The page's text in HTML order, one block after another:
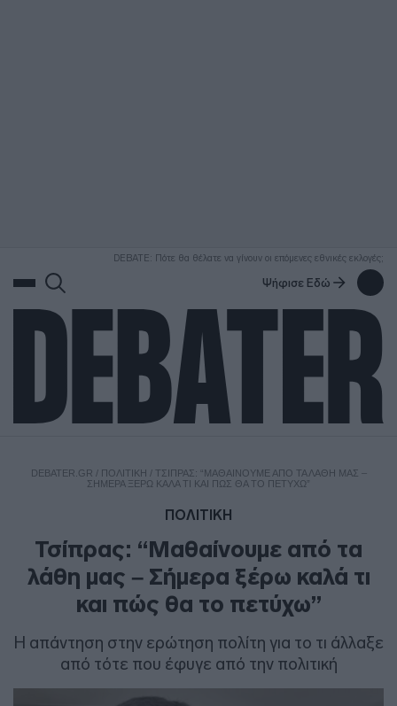
DEBATE: Πότε θα θέλατε να γίνουν οι επόμενες εθνικές εκλογές;
Ψήφισε Εδώ
DEBATER.GR / ΠΟΛΙΤΙΚΗ / ΤΣΊΠΡΑΣ: “ΜΑΘΑΊΝΟΥΜΕ ΑΠΌ ΤΑ ΛΆΘΗ ΜΑΣ –
ΣΉΜΕΡΑ ΞΈΡΩ ΚΑΛΆ ΤΙ ΚΑΙ ΠΏΣ ΘΑ ΤΟ ΠΕΤΎΧΩ”
ΠΟΛΙΤΙΚΗ
Τσίπρας: “Μαθαίνουμε από τα
λάθη μας – Σήμερα ξέρω καλά τι
και πώς θα το πετύχω”
Η απάντηση στην ερώτηση πολίτη για το τι άλλαξε
από τότε που έφυγε από την πολιτική